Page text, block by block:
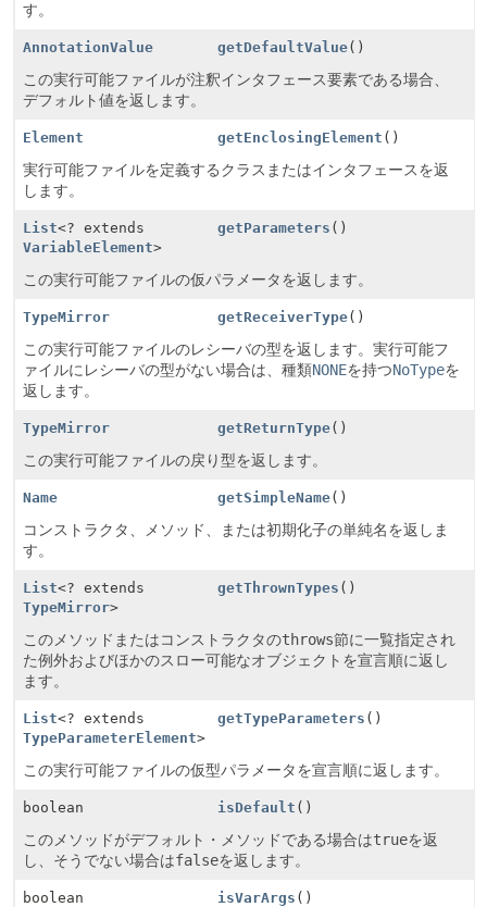
す。
AnnotationValue getDefaultValue()
この実行可能ファイルが注釈インタフェース要素である場合、
デフォルト値を返します。
Element getEnclosingElement ()
実行可能ファイルを定義するクラスまたはインタフェースを返
します。
List<? extends
VariableElement>
getParameters ()
この実行可能ファイルの仮パラメータを返します。
TypeMirror getReceiverType()
この実行可能ファイルのレシーバの型を返します。実行可能フ
ァイルにレシーバの型がない場合は、種類NONEを持つNoTypeを
返します。
TypeMirror getReturnType()
この実行可能ファイルの戻り型を返します。
Name getSimpleName()
コンストラクタ、メソッド、または初期化子の単純名を返しま
す。
List<? extends
TypeMirror>
getThrownTypes ()
このメソッドまたはコンストラクタのthrows節に一覧指定され
た例外およびほかのスロー可能なオブジェクトを宣言順に返し
ます。
List<? extends
TypeParameterElement>
getTypeParameters ()
この実行可能ファイルの仮型パラメータを宣言順に返します。
boolean isDefault ()
このメソッドがデフォルト・メソッドである場合はtrueを返
し、そうでない場合はfalseを返します。
boolean isVarArgs ()